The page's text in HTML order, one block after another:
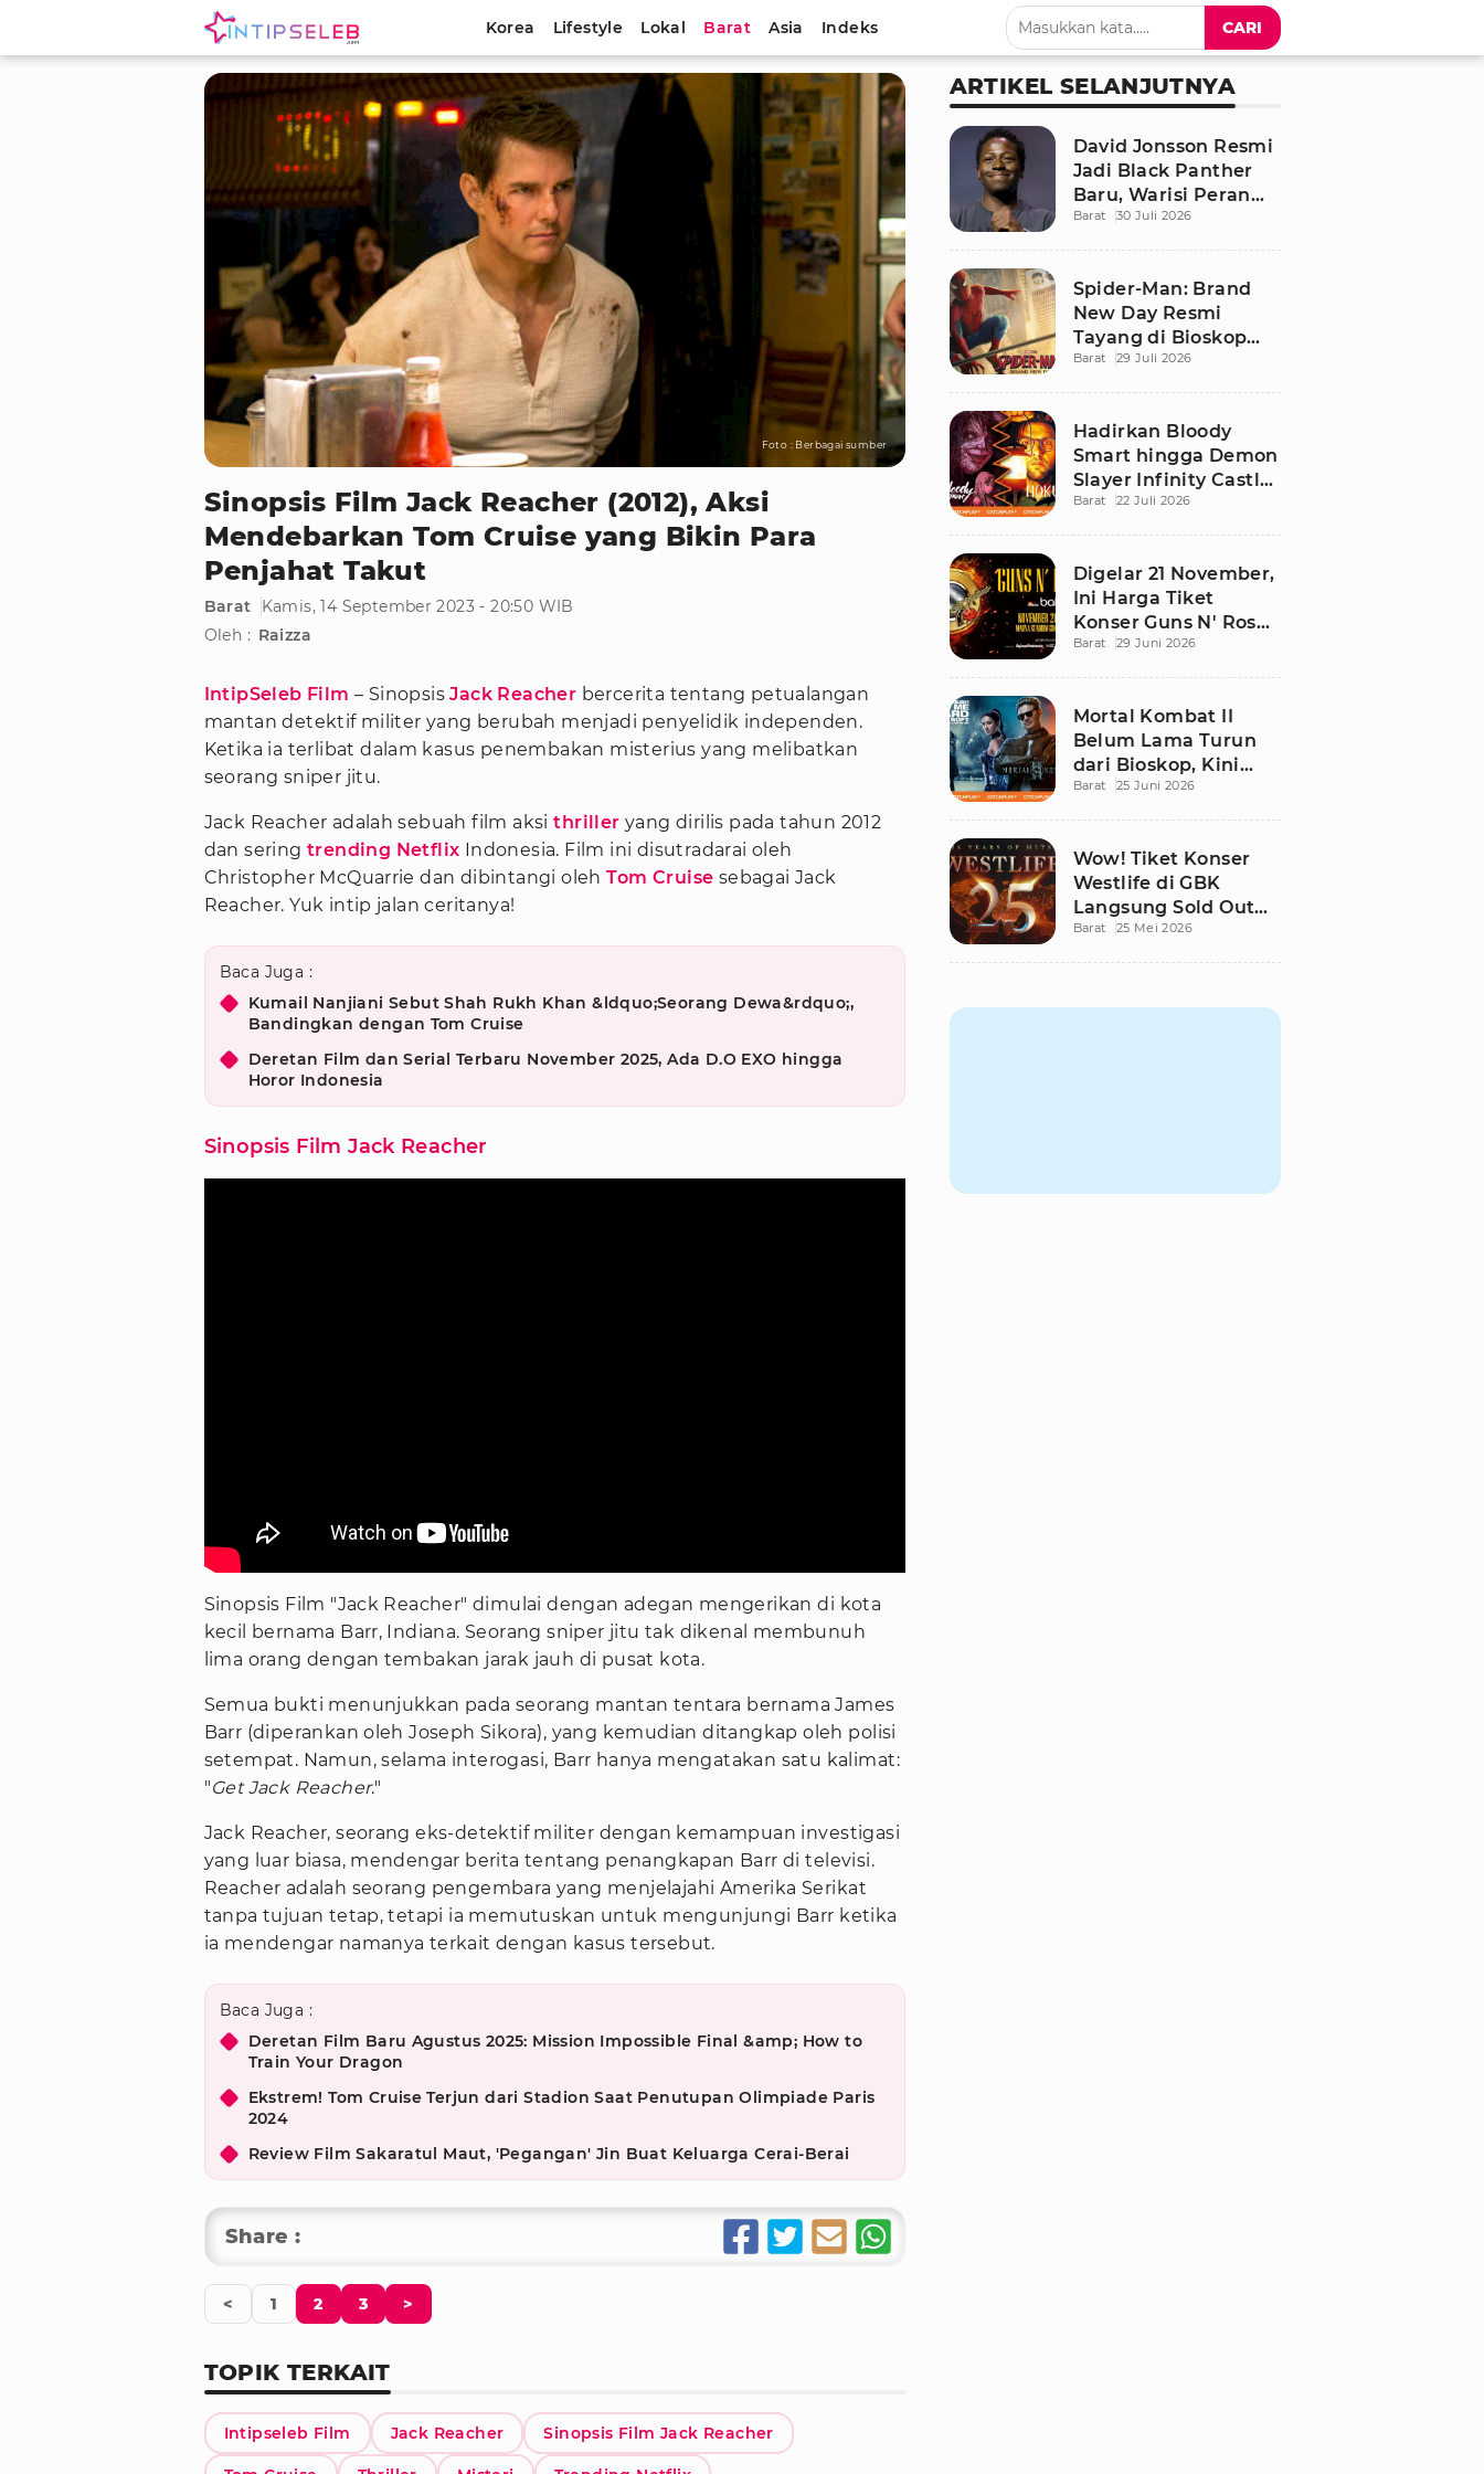
Korea Lifestyle Lokal Barat Asia Indeks CARI
Foto : Berbagai sumber
Sinopsis Film Jack Reacher (2012), Aksi
Mendebarkan Tom Cruise yang Bikin Para
Penjahat Takut
Barat
Kamis, 14 September 2023 - 20:50 WIB
Oleh : Raizza
IntipSeleb Film – SinopsisJack Reacher bercerita tentang petualangan
mantan detektif militer yang berubah menjadi penyelidik independen.
Ketika ia terlibat dalam kasus penembakan misterius yang melibatkan
seorang sniper jitu.
Jack Reacher adalah sebuah film aksithriller yang dirilis pada tahun 2012
dan sering trending Netflix Indonesia. Film ini disutradarai oleh
Christopher McQuarrie dan dibintangi olehTom Cruise sebagai Jack
Reacher. Yuk intip jalan ceritanya!
Baca Juga :
Kumail Nanjiani Sebut Shah Rukh Khan &ldquo;Seorang Dewa&rdquo;,
Bandingkan dengan Tom Cruise
Deretan Film dan Serial Terbaru November 2025, Ada D.O EXO hingga
Horor Indonesia
Sinopsis Film Jack Reacher
Sinopsis Film "Jack Reacher" dimulai dengan adegan mengerikan di kota
kecil bernama Barr, Indiana. Seorang sniper jitu tak dikenal membunuh
lima orang dengan tembakan jarak jauh di pusat kota.
Semua bukti menunjukkan pada seorang mantan tentara bernama James
Barr (diperankan oleh Joseph Sikora), yang kemudian ditangkap oleh polisi
setempat. Namun, selama interogasi, Barr hanya mengatakan satu kalimat:
"Get Jack Reacher."
Jack Reacher, seorang eks-detektif militer dengan kemampuan investigasi
yang luar biasa, mendengar berita tentang penangkapan Barr di televisi.
Reacher adalah seorang pengembara yang menjelajahi Amerika Serikat
tanpa tujuan tetap, tetapi ia memutuskan untuk mengunjungi Barr ketika
ia mendengar namanya terkait dengan kasus tersebut.
Baca Juga :
Deretan Film Baru Agustus 2025: Mission Impossible Final &amp; How to
Train Your Dragon
Ekstrem! Tom Cruise Terjun dari Stadion Saat Penutupan Olimpiade Paris
2024
Review Film Sakaratul Maut, 'Pegangan' Jin Buat Keluarga Cerai-Berai
Share :
< 1 2 3 >
TOPIK TERKAIT
Intipseleb Film Jack Reacher Sinopsis Film Jack Reacher
ARTIKEL SELANJUTNYA
David Jonsson Resmi
Jadi Black Panther
Baru, Warisi Peran
T'Challa di Black
Barat 30 Juli 2026
Spider-Man: Brand
New Day Resmi
Tayang di Bioskop
Indonesia, Ini
Barat 29 Juli 2026
Hadirkan Bloody
Smart hingga Demon
Slayer Infinity Castle,
Ini Daftar Tontonan
Barat 22 Juli 2026
Digelar 21 November,
Ini Harga Tiket
Konser Guns N' Roses
di Stadion Madya
Barat 29 Juni 2026
Mortal Kombat II
Belum Lama Turun
dari Bioskop, Kini
Sudah Bisa Ditonton
Barat 25 Juni 2026
Wow! Tiket Konser
Westlife di GBK
Langsung Sold Out
Kurang dari 12 Jam
Barat 25 Mei 2026